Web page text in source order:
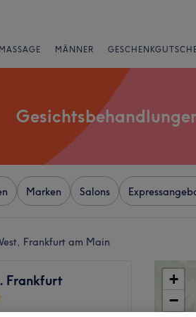
MASSAGE MÄNNER
Marken Salons
Frankfurt am Main
Frankfurt
+
−